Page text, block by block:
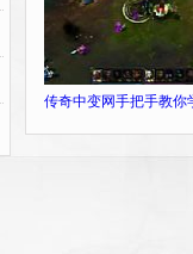
传奇中变网手把手教你